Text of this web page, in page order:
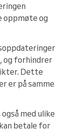
oppmøte og
og forhindrer
Dette
er på samme
med ulike
betale for